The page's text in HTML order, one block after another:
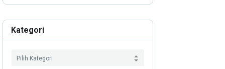
Kategori